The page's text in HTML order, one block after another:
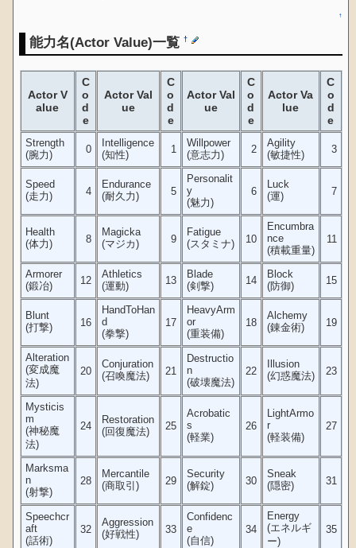
↑
能力名(Actor Value)一覧†
Actor V
alue
C
o
d
e
Actor Val
ue
C
o
d
e
Actor Val
ue
C
o
d
e
Actor Va
lue
C
o
d
e
Strength
(腕力)
0
Intelligence
(知性)
1
Willpower
(意志力)
2
Agility
(敏捷性)
3
Speed
(走力)
4
Endurance
(耐久力)
5
Personalit
y
(魅力)
6
Luck
(運)
7
Health
(体力)
8
Magicka
(マジカ)
9
Fatigue
(スタミナ)
10
Encumbra
nce
(積載重量)
11
Armorer
(鍛冶)
12
Athletics
(運動)
13
Blade
(剣撃)
14
Block
(防御)
15
Blunt
(打撃)
16
HandToHan
d
(拳撃)
17
HeavyArm
or
(重装備)
18
Alchemy
(錬金術)
19
Alteration
(変成魔
法)
20
Conjuration
(召喚魔法)
21
Destructio
n
(破壊魔法)
22
Illusion
(幻惑魔法)
23
Mysticis
m
(神秘魔
法)
24
Restoration
(回復魔法)
25
Acrobatic
s
(軽業)
26
LightArmo
r
(軽装備)
27
Marksma
n
(射撃)
28
Mercantile
(商取引)
29
Security
(解錠)
30
Sneak
(隠密)
31
Speechcr
aft
(話術)
32
Aggression
(好戦性)
33
Confidenc
e
(自信)
34
Energy
(エネルギ
ー)
35